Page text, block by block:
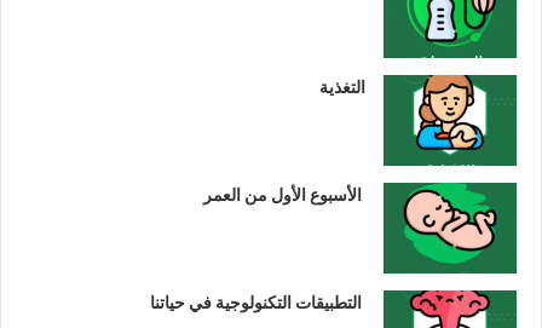
التغذية
الأسبوع الأول من العمر
التطبيقات التكنولوجية في حياتنا